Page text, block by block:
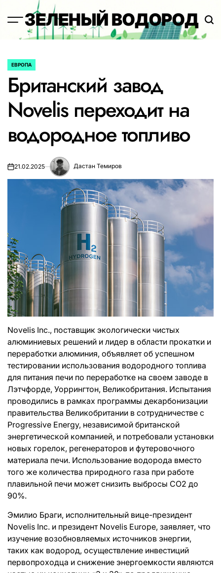
содержимому
ЗЕЛЕНЫЙ ВОДОРОД
ОПУБЛИКОВАНО
ЕВРОПА
Британский завод
Novelis переходит на
водородное топливо
21.02.2025 Дастан Темиров
Novelis Inc., поставщик экологически чистых
алюминиевых решений и лидер в области прокатки и
переработки алюминия, объявляет об успешном
тестировании использования водородного топлива
для питания печи по переработке на своем заводе в
Лэтчфорде, Уоррингтон, Великобритания. Испытания
проводились в рамках программы декарбонизации
правительства Великобритании в сотрудничестве с
Progressive Energy, независимой британской
энергетической компанией, и потребовали установки
новых горелок, регенераторов и футеровочного
материала печи. Использование водорода вместо
того же количества природного газа при работе
плавильной печи может снизить выбросы CO2 до
90%.
Эмилио Браги, исполнительный вице-президент
Novelis Inc. и президент Novelis Europe, заявляет, что
изучение возобновляемых источников энергии,
таких как водород, осуществление инвестиций
первопроходца и снижение энергоемкости являются